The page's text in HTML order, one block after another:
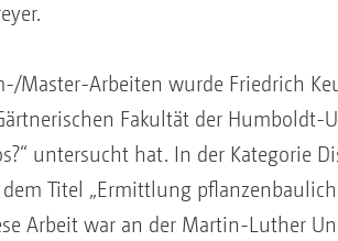
Master-Arbeiten wurde Friedrich
Fakultät der Humboldt-
untersucht hat. In der Kategorie
Titel „Ermittlung
Arbeit war an der Martin-Luther